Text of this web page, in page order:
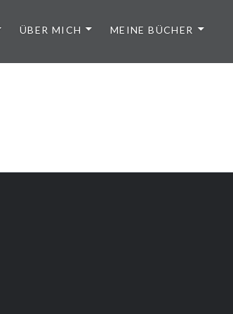
ÜBER MICH MEINE BÜCHER